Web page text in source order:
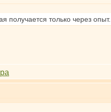
только через опыт...